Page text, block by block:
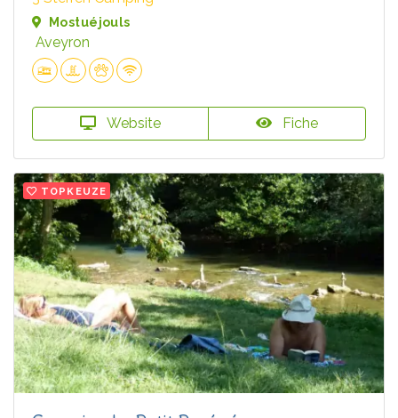
Mostuéjouls
Aveyron
Website Fiche
TOPKEUZE